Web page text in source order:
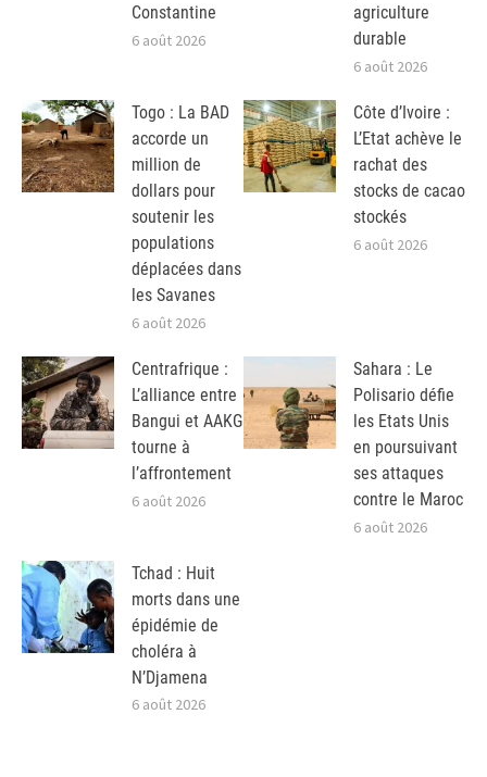
Constantine
6 août 2026
agriculture
durable
6 août 2026
Togo : La BAD
accorde un
million de
dollars pour
soutenir les
populations
déplacées dans
les Savanes
6 août 2026
Côte d’Ivoire :
L’Etat achève le
rachat des
stocks de cacao
stockés
6 août 2026
Centrafrique :
L’alliance entre
Bangui et AAKG
tourne à
l’affrontement
6 août 2026
Sahara : Le
Polisario défie
les Etats Unis
en poursuivant
ses attaques
contre le Maroc
6 août 2026
Tchad : Huit
morts dans une
épidémie de
choléra à
N’Djamena
6 août 2026